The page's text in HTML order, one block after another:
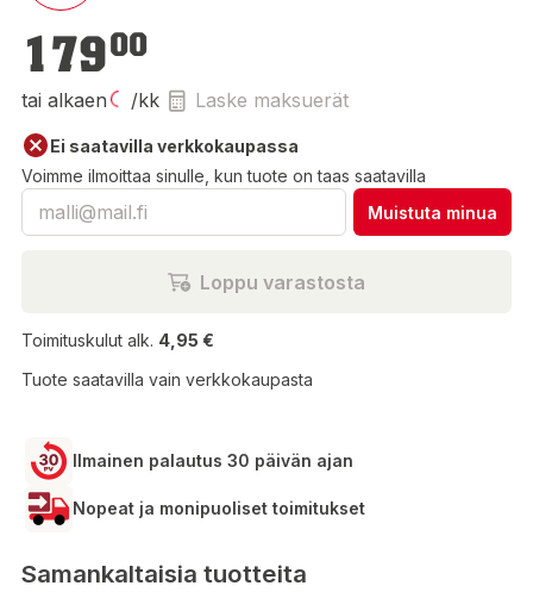
179,00 €
17900
tai alkaen /kk Laske maksuerät
Ei saatavilla verkkokaupassa
Voimme ilmoittaa sinulle, kun tuote on taas saatavilla
Muistuta minua
Loppu varastosta
Toimituskulut alk. 4,95 €
Tuote saatavilla vain verkkokaupasta
Ilmainen palautus 30 päivän ajan
Nopeat ja monipuoliset toimitukset
Samankaltaisia tuotteita